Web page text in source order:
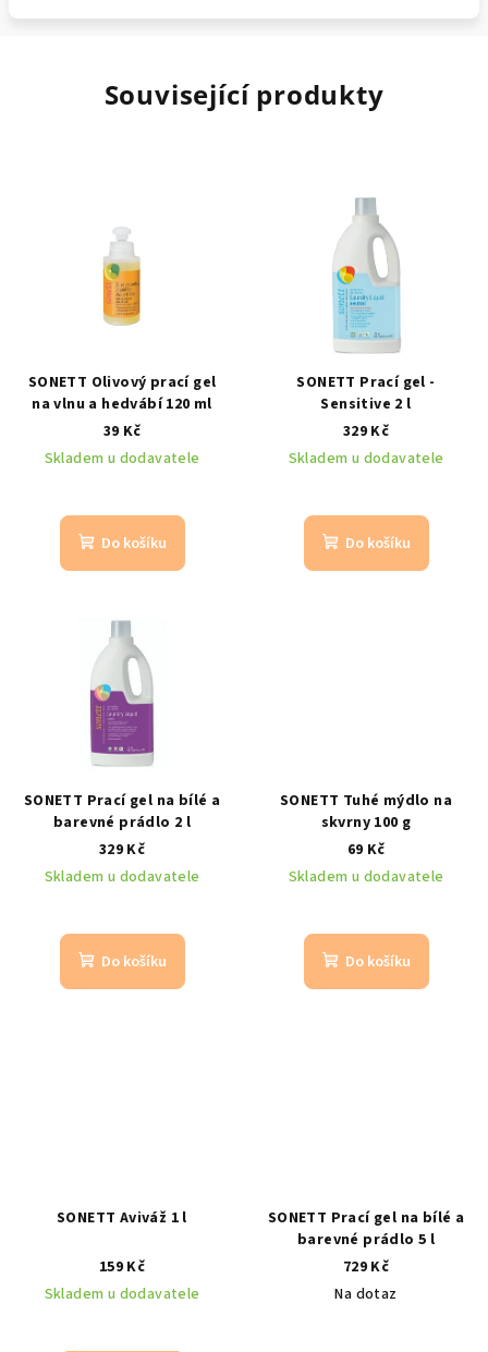
Související produkty
SONETT Olivový prací gel
na vlnu a hedvábí 120 ml
39 Kč
Skladem u dodavatele
Do košíku
SONETT Prací gel -
Sensitive 2 l
329 Kč
Skladem u dodavatele
Do košíku
SONETT Prací gel na bílé a
barevné prádlo 2 l
329 Kč
Skladem u dodavatele
Do košíku
SONETT Tuhé mýdlo na
skvrny 100 g
69 Kč
Skladem u dodavatele
Do košíku
SONETT Aviváž 1 l
159 Kč
Skladem u dodavatele
SONETT Prací gel na bílé a
barevné prádlo 5 l
729 Kč
Na dotaz